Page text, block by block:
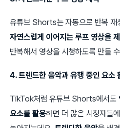
유튜브 Shorts는 자동으로 반복 재
자연스럽게 이어지는 루프 영상을
반복해서 영상을 시청하도록 만들
4. 트렌드한 음악과 유행 중인 요소
TikTok처럼 유튜브 Shorts에서도
요소를 활용하면 더 많은 시청자들